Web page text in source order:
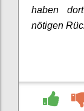
haben
nötigen